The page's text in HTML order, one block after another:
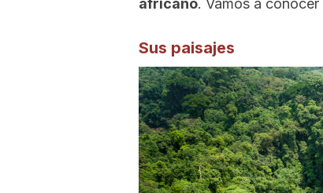
africano. Vamos a
Sus paisajes